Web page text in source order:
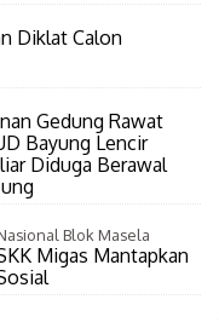
Diklat Calon
Gedung Rawat
Bayung Lencir
Diduga Berawal
Blok Masela
Migas Mantapkan